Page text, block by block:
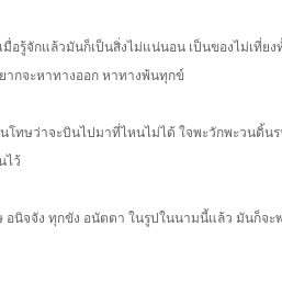
อรู้จักแล้วมันก็เป็นสิ่งไม่แน่นอน เป็นของไม่เที่ย
ากจะหาทางออก หาทางพ้นทุกข์
โทษว่าจะบินไปมาที่ไหนไม่ได้ ใจพะวักพะวนดิ้น
ไว้
อนิจจัง ทุกขัง อนัตตา ในรูปในนามนี้แล้ว มันก็จ